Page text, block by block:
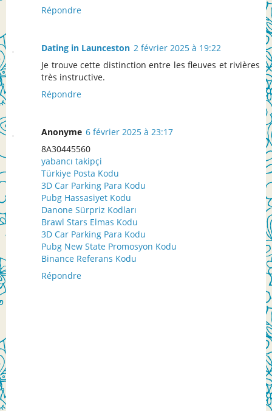
Répondre
Dating in Launceston 2 février 2025 à 19:22
Je trouve cette distinction entre les fleuves et rivières
très instructive.
Répondre
Anonyme 6 février 2025 à 23:17
8A30445560
yabancı takipçi
Türkiye Posta Kodu
3D Car Parking Para Kodu
Pubg Hassasiyet Kodu
Danone Sürpriz Kodları
Brawl Stars Elmas Kodu
3D Car Parking Para Kodu
Pubg New State Promosyon Kodu
Binance Referans Kodu
Répondre